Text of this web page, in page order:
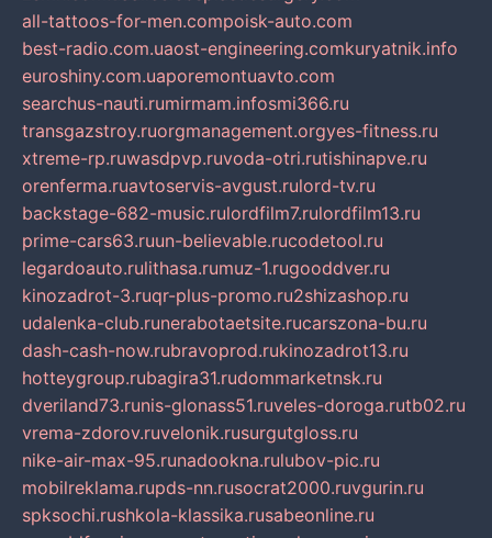
all-tattoos-for-men.compoisk-auto.com
best-radio.com.uaost-engineering.comkuryatnik.info
euroshiny.com.uaporemontuavto.com
searchus-nauti.rumirmam.infosmi366.ru
transgazstroy.ruorgmanagement.orgyes-fitness.ru
xtreme-rp.ruwasdpvp.ruvoda-otri.rutishinapve.ru
orenferma.ruavtoservis-avgust.rulord-tv.ru
backstage-682-music.rulordfilm7.rulordfilm13.ru
prime-cars63.ruun-believable.rucodetool.ru
legardoauto.rulithasa.rumuz-1.rugooddver.ru
kinozadrot-3.ruqr-plus-promo.ru2shizashop.ru
udalenka-club.runerabotaetsite.rucarszona-bu.ru
dash-cash-now.rubravoprod.rukinozadrot13.ru
hotteygroup.rubagira31.rudommarketnsk.ru
dveriland73.runis-glonass51.ruveles-doroga.rutb02.ru
vrema-zdorov.ruvelonik.rusurgutgloss.ru
nike-air-max-95.runadookna.rulubov-pic.ru
mobilreklama.rupds-nn.rusocrat2000.ruvgurin.ru
spksochi.rushkola-klassika.rusabeonline.ru